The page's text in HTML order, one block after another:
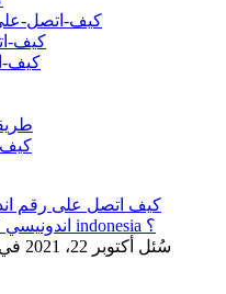
كيف-اتصل-
كيف-
كيف-
كيف اتصل على رقم
اندونيسي ؟ طريقة الاتصال على رقم اندونيسي indonesia ؟
سُئل أكتوبر 22، 2021